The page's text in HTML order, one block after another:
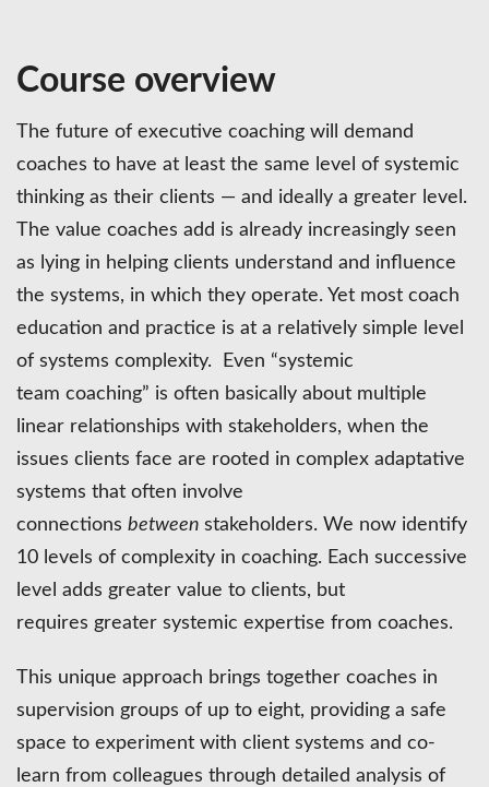
Course overview
The future of executive coaching will demand
coaches to have at least the same level of systemic
thinking as their clients — and ideally a greater level.
The value coaches add is already increasingly seen
as lying in helping clients understand and influence
the systems, in which they operate. Yet most coach
education and practice is at a relatively simple level
of systems complexity. Even “systemic
team coaching” is often basically about multiple
linear relationships with stakeholders, when the
issues clients face are rooted in complex adaptative
systems that often involve
connections between stakeholders. We now identify
10 levels of complexity in coaching. Each successive
level adds greater value to clients, but
requires greater systemic expertise from coaches.
This unique approach brings together coaches in
supervision groups of up to eight, providing a safe
space to experiment with client systems and co-
learn from colleagues through detailed analysis of